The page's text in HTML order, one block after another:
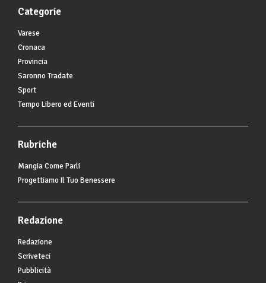
Categorie
Varese
Cronaca
Provincia
Saronno Tradate
Sport
Tempo Libero ed Eventi
Rubriche
Mangia Come Parli
Progettiamo Il Tuo Benessere
Redazione
Redazione
Scriveteci
Pubblicità